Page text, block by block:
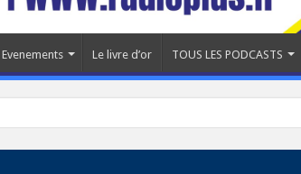
Evenements Le livre d’or TOUS LES PODCASTS